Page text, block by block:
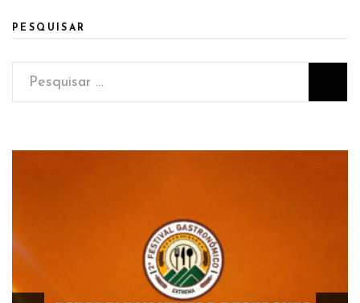
PESQUISAR
Pesquisar
por: